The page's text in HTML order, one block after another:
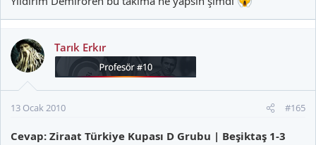
Tarık Erkır
13 Ocak 2010 #165
Cevap: Ziraat Türkiye Kupası D Grubu | Beşiktaş 1-3